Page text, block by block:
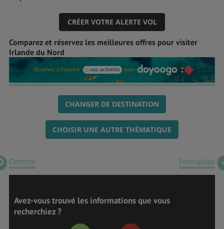
CRÉER VOTRE ALERTE VOL
Comparez et réservez les meilleures offres pour visiter
Irlande du Nord
CHANGER DE DESTINATION
CHOISIR UNE AUTRE THÉMATIQUE
Détente Formalités
Avez-vous trouvé les informations que vous
recherchiez ?